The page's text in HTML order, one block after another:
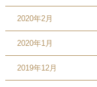
2020年2月
2020年1月
2019年12月